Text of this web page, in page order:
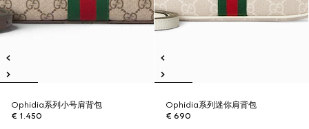
Ophidia系列小号肩背包
€ 1.450
Ophidia系列迷你肩背包
€ 690